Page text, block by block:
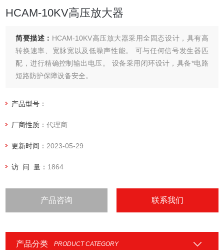
HCAM-10KV高压放大器
简要描述： HCAM-10KV高压放大器采用全固态设计，具有高
转换速率、宽脉宽以及低噪声性能。 可与任何信号发生器匹
配，进行精确控制输出电压。 设备采用闭环设计，具备*电路
短路防护保障设备安全。
产品型号：
厂商性质：代理商
更新时间： 2023-05-29
访 问 量： 1864
产品咨询 联系我们
产品分类 PRODUCT CATEGORY